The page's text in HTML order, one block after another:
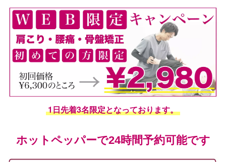
1日先着3名限定となっております。
ホットペッパーで24時間予約可能です